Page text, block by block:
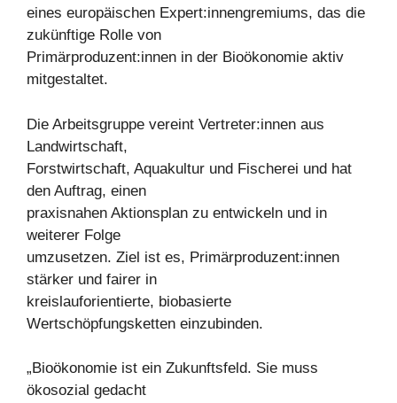
eines europäischen Expert:innengremiums, das die
zukünftige Rolle von
Primärproduzent:innen in der Bioökonomie aktiv
mitgestaltet.
Die Arbeitsgruppe vereint Vertreter:innen aus
Landwirtschaft,
Forstwirtschaft, Aquakultur und Fischerei und hat
den Auftrag, einen
praxisnahen Aktionsplan zu entwickeln und in
weiterer Folge
umzusetzen. Ziel ist es, Primärproduzent:innen
stärker und fairer in
kreislauforientierte, biobasierte
Wertschöpfungsketten einzubinden.
„Bioökonomie ist ein Zukunftsfeld. Sie muss
ökosozial gedacht